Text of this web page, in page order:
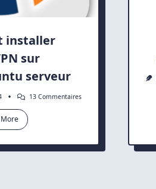
installer
sur
serveur
13 CommentairesSur
Serveur
More